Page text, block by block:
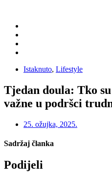
Istaknuto, Lifestyle
Tjedan doula: Tko
važne u podršci
25. ožujka, 2025.
Sadržaj članka
Podijeli